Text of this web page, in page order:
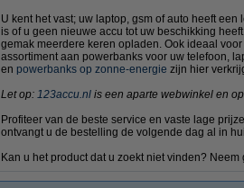
U kent het vast; uw laptop, gsm of auto heeft
is of u geen nieuwe accu tot uw beschikking
gemak meerdere keren opladen. Ook ideaal
assortiment aan powerbanks voor uw telefoon,
en powerbanks op zonne-energie zijn hier
Let op: 123accu.nl is een aparte webwinkel en
Profiteer van de beste service en vaste lage
ontvangt u de bestelling de volgende dag al in
Kan u het product dat u zoekt niet vinden? Neem